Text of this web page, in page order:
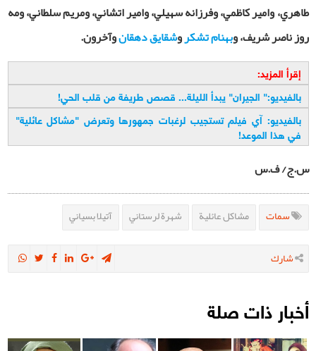
طاهري، وامير كاظمي، وفرزانه سهيلي، وامير اتشاني، ومريم سلطاني، ومه
روز ناصر شريف، وبهنام تشكروشقايق دهقانوآخرون.
إقرأ المزيد:
بالفيديو:" الجيران" يبدأ الليلة... قصص طريفة من قلب الحي!
بالفيديو: آي فيلم تستجيب لرغبات جمهورها وتعرض "مشاكل عائلية"
في هذا الموعد!
س.ج/ ف.س
سمات مشاكل عائلية شهرة لرستاني آتيلا بسياني
شارك
أخبار ذات صلة